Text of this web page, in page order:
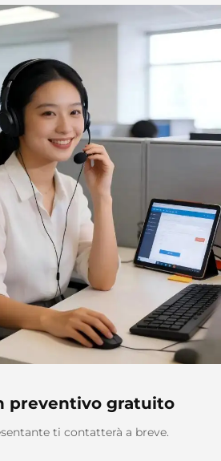
e cucina all’aperto
preventivo gratuito
ti contatterà a breve.